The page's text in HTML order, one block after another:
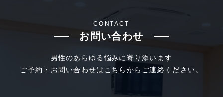
CONTACT
お問い合わせ
男性のあらゆる悩みに寄り添います
ご予約・お問い合わせはこちらからご連絡ください。